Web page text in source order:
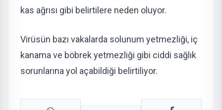
kas ağrısı gibi belirtilere neden oluyor.
Virüsün bazı vakalarda solunum yetmezliği, iç
kanama ve böbrek yetmezliği gibi ciddi sağlık
sorunlarına yol açabildiği belirtiliyor.